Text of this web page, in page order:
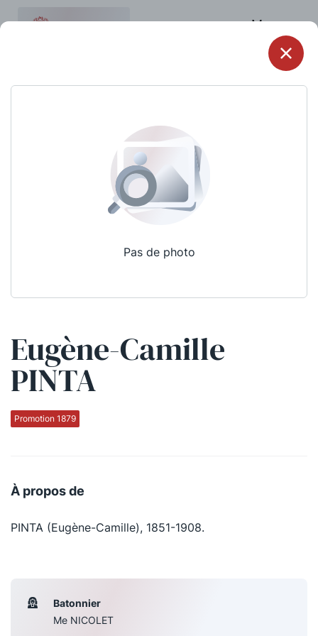
Menu
Pas de photo
Eugène-Camille
PINTA
Promotion 1879
À propos de
PINTA (Eugène-Camille), 1851-1908.
Batonnier
Me NICOLET
Qui sommes-nous ?
La Conférence
La défense pénale
Le Concours de la Conférence
La Petite Conférence